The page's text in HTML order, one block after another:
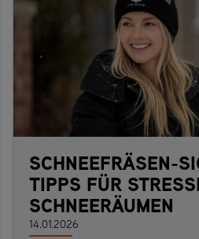
SCHNEEFRÄSEN-
TIPPS FÜR
SCHNEERÄUMEN
14.01.2026